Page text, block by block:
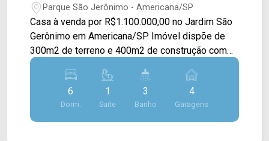
Americana/SP
Parque São Jerônimo - Americana/SP
Casa à venda por R$1.100.000,00 no Jardim São
Gerônimo em Americana/SP. Imóvel dispõe de
300m2 de terreno e 400m2 de construção com
sala de estar e de jantar, cozinha, varanda e área
de serviço. > 06 dormitórios, sendo 01 suíte; > 04
banheiros, sendo 03 sociais; > 04 vagas de
garagem. Aceita financiamento Aceita permuta
Localizado em Americana, o imóvel contém uma
6
Dorm.
1
Suite
3
Banho
4
Garagens